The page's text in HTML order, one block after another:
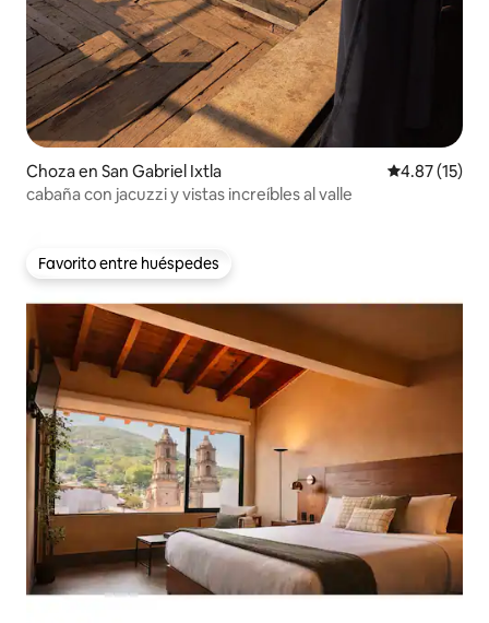
Choza en San Gabriel Ixtla Calificación
4.87 (15)
cabaña con jacuzzi y vistas increíbles al valle
Favorito entre huéspedes
Favorito entre huéspedes